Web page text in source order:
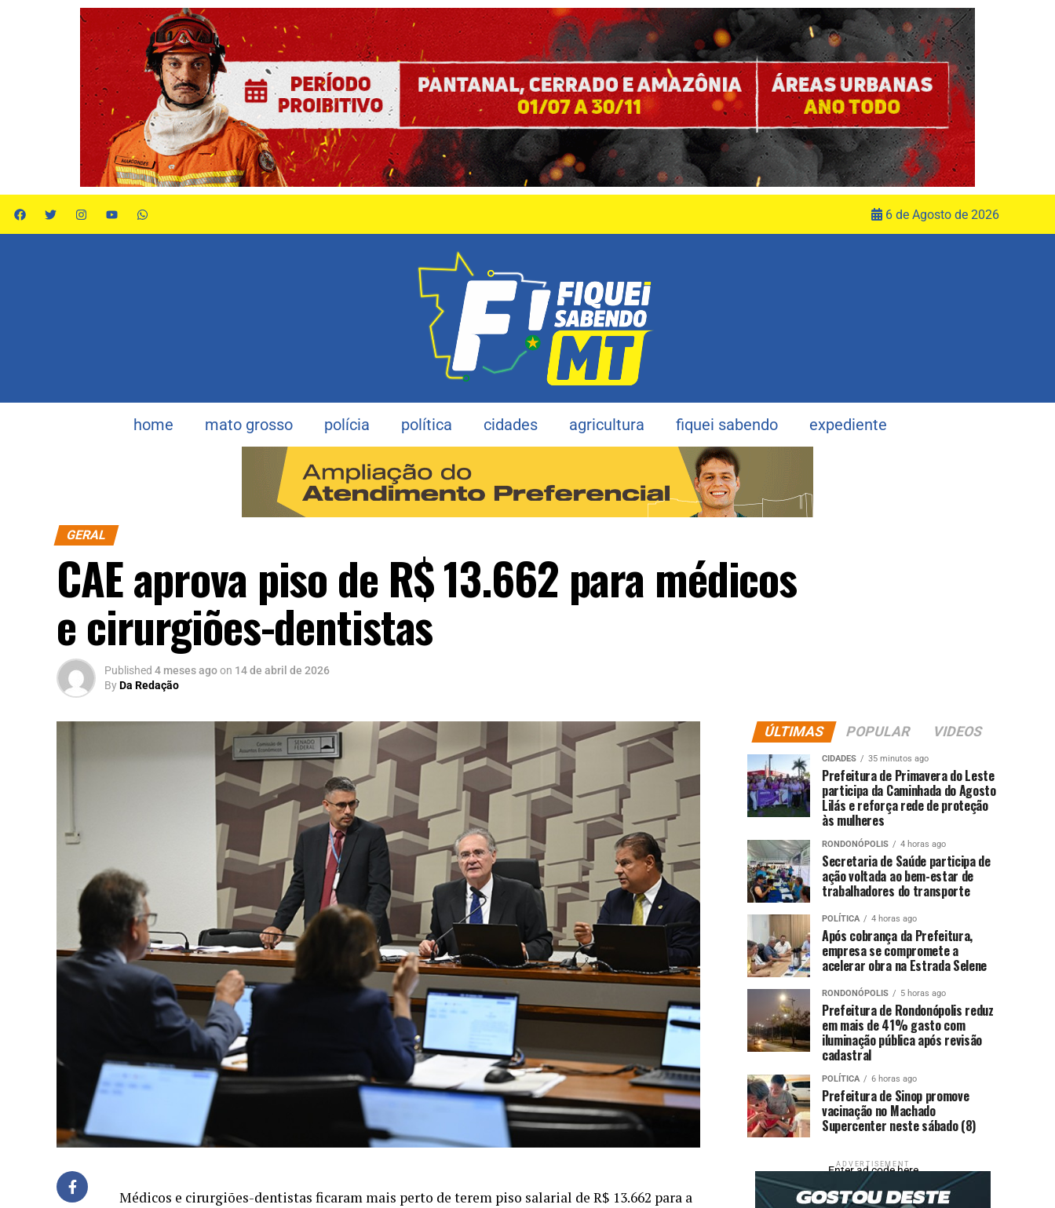
6 de Agosto de 2026
home mato grosso polícia política cidades agricultura fiquei sabendo expediente
GERAL
CAE aprova piso de R$ 13.662 para médicos
e cirurgiões-dentistas
Published 4 meses agoon 14 de abril de 2026
ByDa Redação
Médicos e cirurgiões-dentistas ficaram mais perto de terem piso salarial de R$ 13.662 para a
ÚLTIMAS POPULAR VIDEOS
CIDADES 35 minutos ago
Prefeitura de Primavera do Leste
participa da Caminhada do Agosto
Lilás e reforça rede de proteção
às mulheres
RONDONÓPOLIS 4 horas ago
Secretaria de Saúde participa de
ação voltada ao bem-estar de
trabalhadores do transporte
POLÍTICA 4 horas ago
Após cobrança da Prefeitura,
empresa se compromete a
acelerar obra na Estrada Selene
RONDONÓPOLIS 5 horas ago
Prefeitura de Rondonópolis reduz
em mais de 41% gasto com
iluminação pública após revisão
cadastral
POLÍTICA 6 horas ago
Prefeitura de Sinop promove
vacinação no Machado
Supercenter neste sábado (8)
ADVERTISEMENT
Enter ad code here